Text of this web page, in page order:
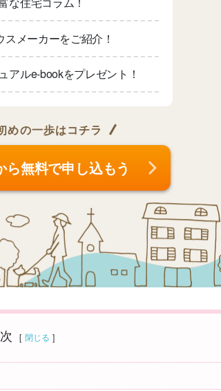
メーカーをご紹介！
アルe-bookをプレゼント！
めの一歩はコチラ
ら無料で申し込もう
[ 閉じる ]